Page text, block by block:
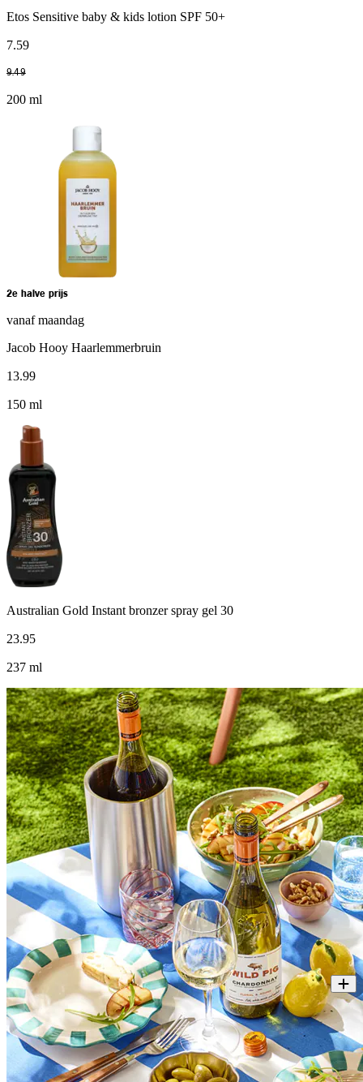
Etos Sensitive baby & kids lotion SPF 50+
7.59
9.49
200 ml
2e halve prijs
vanaf maandag
Jacob Hooy Haarlemmerbruin
13.99
150 ml
Australian Gold Instant bronzer spray gel 30
23.95
237 ml